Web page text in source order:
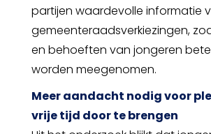
partijen waardevolle informatie
gemeenteraadsverkiezingen,
en behoeften van jongeren
worden meegenomen.
Meer aandacht nodig voor
vrije tijd door te brengen